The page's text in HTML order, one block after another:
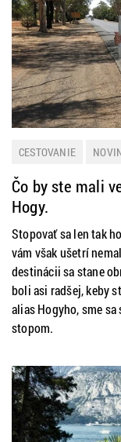
CESTOVANIE
ROZHOVORY
Čo by ste mali
Hogy.
Stopovať sa len tak
vám však ušetrí
destinácii sa stane
boli asi radšej, keby
alias Hogyho, sme
stopom.